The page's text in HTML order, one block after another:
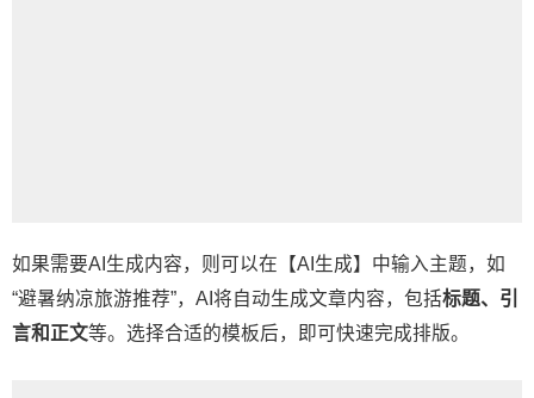
如果需要AI生成内容，则可以在【AI生成】中输入主题，如
“避暑纳凉旅游推荐”，AI将自动生成文章内容，包括标题、引
言和正文等。选择合适的模板后，即可快速完成排版。